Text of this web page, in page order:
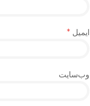
ایمیل *
وب‌سایت